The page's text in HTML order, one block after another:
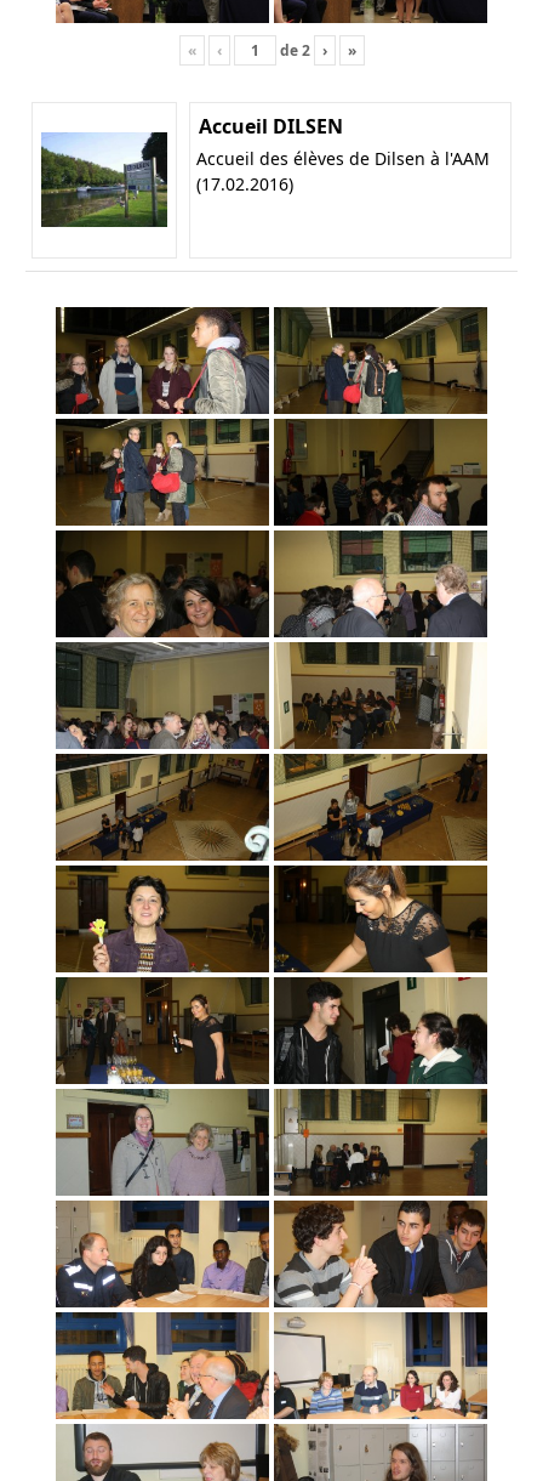
« ‹ de2 › »
Accueil DILSEN
Accueil des élèves de Dilsen à l'AAM
(17.02.2016)